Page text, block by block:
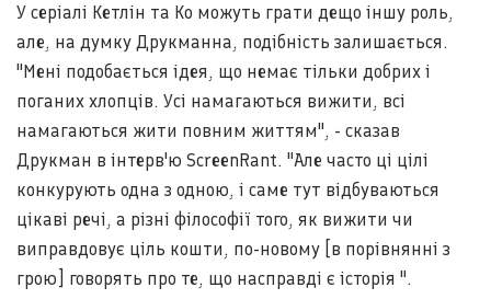
У серіалі Кетлін та Ко можуть грати дещо іншу роль,
але, на думку Друкманна, подібність залишається.
"Мені подобається ідея, що немає тільки добрих і
поганих хлопців. Усі намагаються вижити, всі
намагаються жити повним життям", - сказав
Друкман в інтерв'ю ScreenRant. "Але часто ці цілі
конкурують одна з одною, і саме тут відбуваються
цікаві речі, а різні філософії того, як вижити чи
виправдовує ціль кошти, по-новому [в порівнянні з
грою] говорять про те, що насправді є історія ".